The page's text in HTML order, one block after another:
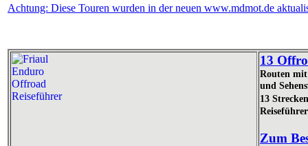
Achtung: Diese Touren wurden in der neuen www.mdmot.de
13
Routen
und
13
Zum